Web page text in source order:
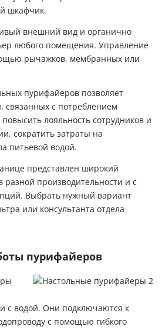
шкафчик.
внешний вид и органично
любого помещения. Управление
рычажков, мембранных или
пурифайеров позволяет
связанных с потреблением
лояльность сотрудников и
сократить затраты на
питьевой водой.
представлен широкий
разной производительности и с
Выбрать нужный вариант
или консультанта отдела
пурифайеров
с водой. Они подключаются к
с помощью гибкого